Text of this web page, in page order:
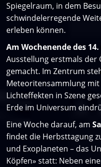
Spiegelraum, in dem
schwindelerregende
erleben können.
Am Wochenende des
Ausstellung erstmals der
gemacht. Im Zentrum
Meteoritensammlung
Lichteffekten in Szene
Erde im Universum
Eine Woche darauf, am
findet die Herbsttagung
und Exoplaneten – das
Köpfen» statt: Neben